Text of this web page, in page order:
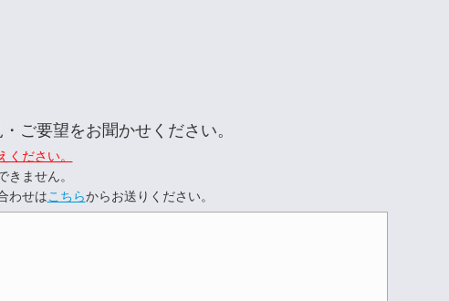
ご要望をお聞かせください。
ください。
ません。
わせはこちらからお送りください。